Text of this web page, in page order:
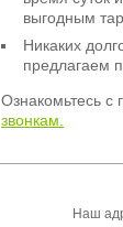
выгодным
Никаких
предлагаем
Ознакомьтесь
звонкам.
Наш